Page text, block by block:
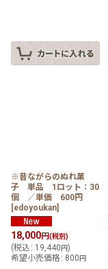
※昔ながらのぬれ菓
子 単品 1ロット：30
個 ／単価 600円
[edoyoukan]
18,000円(税別)
(税込 : 19,440 円)
希望小売価格 : 800 円